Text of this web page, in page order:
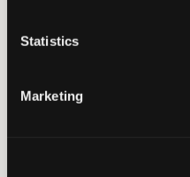
Statistics
Marketing
dragkedja finns i sidan.
patch på ärmen. Denna jacka
Huva (ej avtagbar)